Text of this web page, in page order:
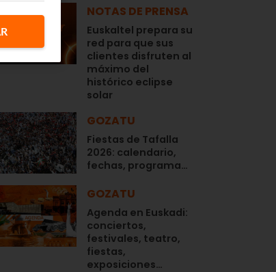
NOTAS DE PRENSA
Euskaltel prepara su
red para que sus
clientes disfruten al
máximo del
histórico eclipse
solar
GOZATU
Fiestas de Tafalla
2026: calendario,
fechas, programa…
GOZATU
Agenda en Euskadi:
conciertos,
festivales, teatro,
fiestas,
exposiciones…